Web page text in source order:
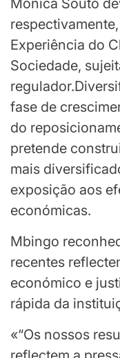
Mónica Souto
Experiência do
Sociedade,
fase de
do
pretende
mais
exposição aos
económicas.
Mbingo
recentes
económico e
rápida da
«“Os nossos